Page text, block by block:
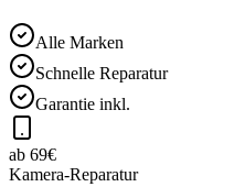
Alle Marken
Schnelle Reparatur
Garantie inkl.
ab 69€
Kamera-Reparatur